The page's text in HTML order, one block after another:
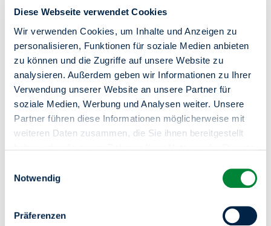
Diese Webseite verwendet Cookies
Wir verwenden Cookies, um Inhalte und Anzeigen zu
personalisieren, Funktionen für soziale Medien anbieten
zu können und die Zugriffe auf unsere Website zu
analysieren. Außerdem geben wir Informationen zu Ihrer
Verwendung unserer Website an unsere Partner für
soziale Medien, Werbung und Analysen weiter. Unsere
Partner führen diese Informationen möglicherweise mit
weiteren Daten zusammen, die Sie ihnen bereitgestellt
Sie haben das Recht Ihre erteilten Einwilligungen
jederzeit zu widerrufen. Dies ist über einen erneuten
Aufruf dieses Tools über den Button am unteren linken
Rand möglich.
Notwendig
Präferenzen
Große Fensterflächen schaffen helle und freundliche
Wohnräume mit einer angenehmen Atmosphäre. Die
moderne Architektur sowie die hochwertig ausgestatteten
Wohnungen bieten ideale Voraussetzungen für
komfortables Wohnen. Grünflächen und ansprechend
gestaltete Außenanlagen laden zusätzlich zum Verweilen
ein und schaffen ein schönes Wohnumfeld.
Für eine komfortable und nachhaltige Mobilität stehen den
Bewohnerinnen und Bewohnern zahlreiche überdachte
Fahrradstellplätze zur Verfügung. Diese bieten praktische
Abstellmöglichkeiten direkt auf dem Gelände und
17, 13585 Berlin